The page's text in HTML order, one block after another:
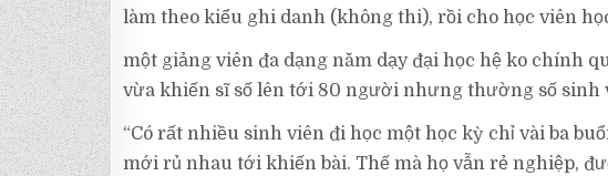
làm theo kiểu ghi danh (không thi), rồi cho học viên
một giảng viên đa dạng năm dạy đại học hệ ko chính
vừa khiến sĩ số lên tới 80 người nhưng thường số sinh
“Có rất nhiều sinh viên đi học một học kỳ chỉ vài ba
mới rủ nhau tới khiến bài. Thế mà họ vẫn rẻ nghiệp,